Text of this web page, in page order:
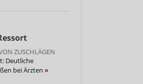
ZUSCHLÄGEN
Deutliche
bei Ärzten